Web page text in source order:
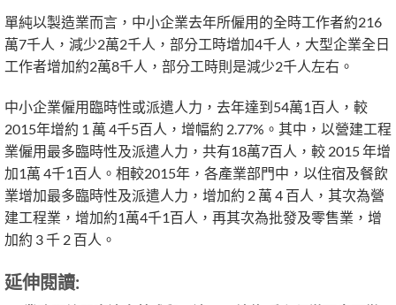
單純以製造業而言，中小企業去年所僱用的全時工作者約216
萬7千人，減少2萬2千人，部分工時增加4千人，大型企業全日
工作者增加約2萬8千人，部分工時則是減少2千人左右。
中小企業僱用臨時性或派遣人力，去年達到54萬1百人，較
2015年增約 1 萬 4千5百人，增幅約 2.77%。其中，以營建工程
業僱用最多臨時性及派遣人力，共有18萬7百人，較 2015 年增
加1萬 4千1百人。相較2015年，各產業部門中，以住宿及餐飲
業增加最多臨時性及派遣人力，增加約 2 萬 4 百人，其次為營
建工程業，增加約1萬4千1百人，再其次為批發及零售業，增
加約 3 千 2 百人。
延伸閱讀: